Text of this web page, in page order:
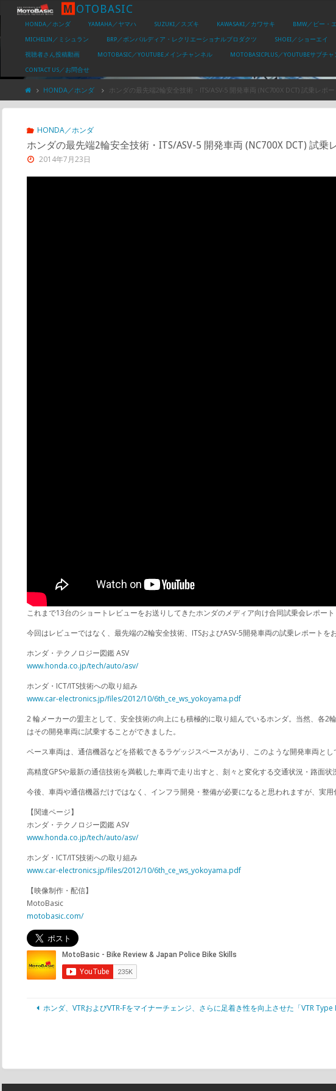
M OTOBASIC
HONDA／ホンダ YAMAHA／ヤマハ SUZUKI／スズキ KAWASAKI／カワサキ BMW／ビー・
MICHELIN／ミシュラン BRP／ボンバルディア・レクリエーショナルプロダクツ SHOEI／ショーエイ
視聴者さん投稿動画 MOTOBASIC／YOUTUBEメインチャンネル MOTOBASICPLUS／YOUTUBEサブチ
CONTACT US／お問合せ
HONDA／ホンダ ホンダの最先端2輪安全技術・ITS/ASV-5 開発車両 (NC700X DCT) 試乗レポー
HONDA／ホンダ
ホンダの最先端2輪安全技術・ITS/ASV-5 開発車両 (NC700X DCT) 試乗
2014年7月23日
これまで13台のショートレビューをお送りしてきたホンダのメディア向け合同試乗会レポー
今回はレビューではなく、最先端の2輪安全技術、ITSおよびASV-5開発車両の試乗レポート
ホンダ・テクノロジー図鑑 ASV
www.honda.co.jp/tech/auto/asv/
ホンダ・ICT/ITS技術への取り組み
www.car-electronics.jp/files/2012/10/6th_ce_ws_yokoyama.pdf
2 輪メーカーの盟主として、安全技術の向上にも積極的に取り組んでいるホンダ。当然、各
はその開発車両に試乗することができました。
ベース車両は、通信機器などを搭載できるラゲッジスペースがあり、このような開発車両とし
高精度GPSや最新の通信技術を満載した車両で走り出すと、刻々と変化する交通状況・路面
今後、車両や通信機器だけではなく、インフラ開発・整備が必要になると思われますが、実
【関連ページ】
ホンダ・テクノロジー図鑑 ASV
www.honda.co.jp/tech/auto/asv/
ホンダ・ICT/ITS技術への取り組み
www.car-electronics.jp/files/2012/10/6th_ce_ws_yokoyama.pdf
【映像制作・配信】
MotoBasic
motobasic.com/
ホンダ、VTRおよびVTR-Fをマイナーチェンジ、さらに足着き性を向上させた「VTR Type